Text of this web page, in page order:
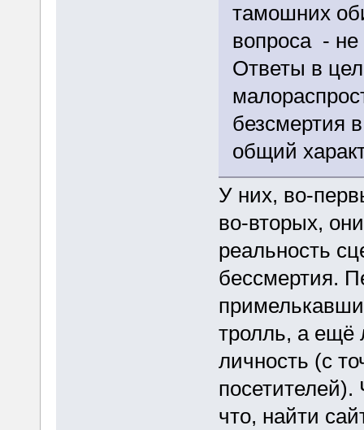
тамошних
вопроса - не
Ответы в
безсмертия
общий
У них, во-
во-вторых,
реальность
бессмертия.
тролль, а ещё
личность (с
что, найти